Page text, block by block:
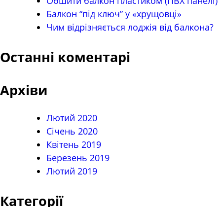
Балкон “під ключ” у «хрущовці»
Чим відрізняється лоджія від балкона?
Останні коментарі
Архіви
Лютий 2020
Січень 2020
Квітень 2019
Березень 2019
Лютий 2019
Категорії